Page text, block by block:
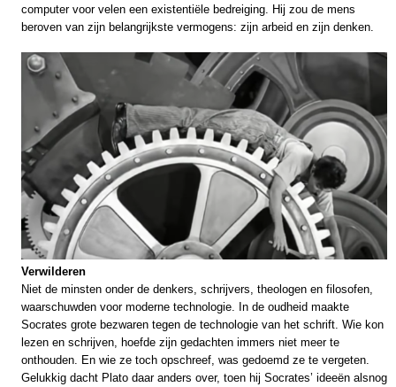
computer voor velen een existentiële bedreiging. Hij zou de mens
beroven van zijn belangrijkste vermogens: zijn arbeid en zijn denken.
Verwilderen
Niet de minsten onder de denkers, schrijvers, theologen en filosofen,
waarschuwden voor moderne technologie. In de oudheid maakte
Socrates grote bezwaren tegen de technologie van het schrift. Wie kon
lezen en schrijven, hoefde zijn gedachten immers niet meer te
onthouden. En wie ze toch opschreef, was gedoemd ze te vergeten.
Gelukkig dacht Plato daar anders over, toen hij Socrates’ ideeën alsnog